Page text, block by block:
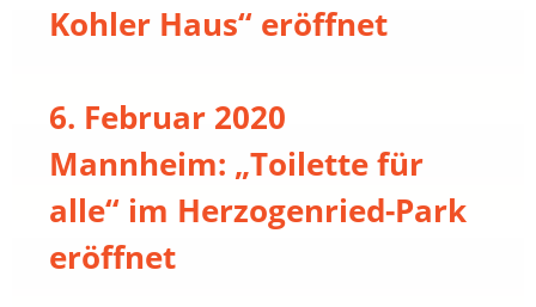
Kohler Haus“ eröffnet
6. Februar 2020
Mannheim: „Toilette für
alle“ im Herzogenried-Park
eröffnet